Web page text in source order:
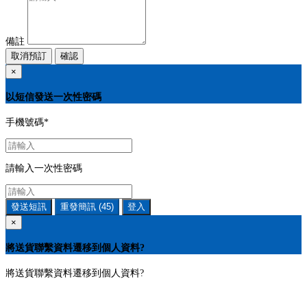
備註
取消預訂
確認
×
以短信發送一次性密碼
手機號碼*
請輸入一次性密碼
發送短訊 重發簡訊 (45)
登入
×
將送貨聯繫資料遷移到個人資料?
將送貨聯繫資料遷移到個人資料?